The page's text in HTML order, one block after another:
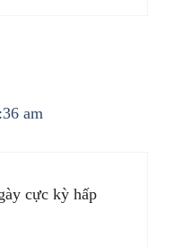
am
cực kỳ hấp